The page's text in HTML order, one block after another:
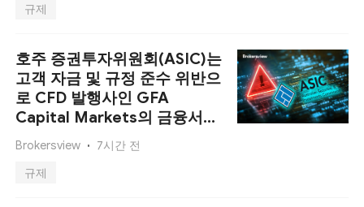
규제
호주 증권투자위원회(ASIC)는
고객 자금 및 규정 준수 위반으
로 CFD 발행사인 GFA
Capital Markets의 금융서비
스 라이선스를 정지했습니다.
Brokersview
7시간 전
규제